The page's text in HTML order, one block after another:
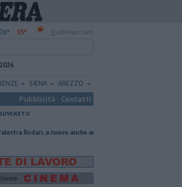
26° 35°
SIENA AREZZO
Pubblicità Contatti
SUVERETO
a nuovo anche area esterna